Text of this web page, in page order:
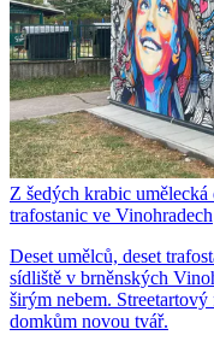
Z šedých krabic
trafostanic ve Vinohradech
Deset umělců, deset
sídliště v brněnských
širým nebem.
domkům novou tvář.